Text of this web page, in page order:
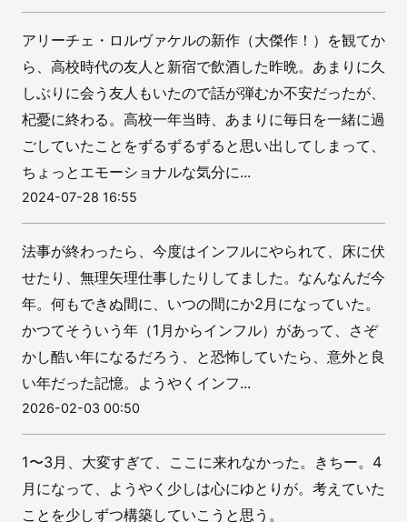
アリーチェ・ロルヴァケルの新作（大傑作！）を観てか
ら、高校時代の友人と新宿で飲酒した昨晩。あまりに久
しぶりに会う友人もいたので話が弾むか不安だったが、
杞憂に終わる。高校一年当時、あまりに毎日を一緒に過
ごしていたことをずるずるずると思い出してしまって、
ちょっとエモーショナルな気分に...
2024-07-28 16:55
法事が終わったら、今度はインフルにやられて、床に伏
せたり、無理矢理仕事したりしてました。なんなんだ今
年。何もできぬ間に、いつの間にか2月になっていた。
かつてそういう年（1月からインフル）があって、さぞ
かし酷い年になるだろう、と恐怖していたら、意外と良
い年だった記憶。ようやくインフ...
2026-02-03 00:50
1〜3月、大変すぎて、ここに来れなかった。きちー。4
月になって、ようやく少しは心にゆとりが。考えていた
ことを少しずつ構築していこうと思う。